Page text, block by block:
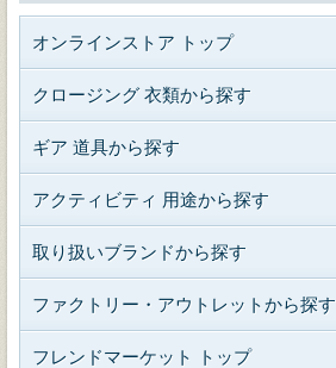
オンラインストア トップ
クロージング 衣類から探す
ギア 道具から探す
アクティビティ 用途から探す
取り扱いブランドから探す
ファクトリー・アウトレットから探す
フレンドマーケット トップ